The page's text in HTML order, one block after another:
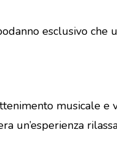
esclusivo che
musicale e
un’esperienza